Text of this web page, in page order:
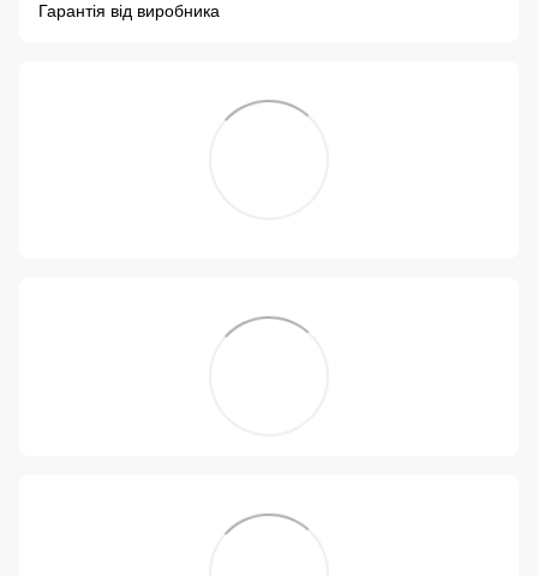
Гарантія від виробника